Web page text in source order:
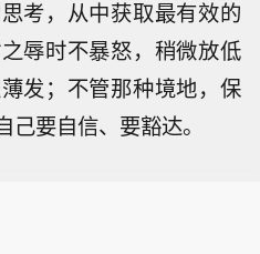
考，从中获取最有效的
辱时不暴怒，稍微放低
发；不管那种境地，保
要自信、要豁达。